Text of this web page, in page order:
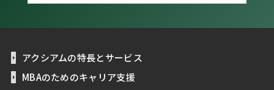
アクシアムの特長とサービス
MBAのためのキャリア支援